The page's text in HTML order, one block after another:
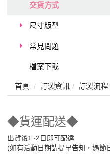
交貨方式
尺寸版型
常見問題
檔案下載
首頁 訂製資訊 訂製流程
◆貨運配送◆
出貨後1~2日即可配達
(如有活動日期請提早告知，遇節